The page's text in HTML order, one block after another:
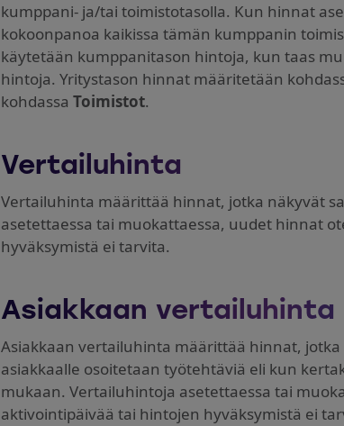
kumppani- ja/tai toimistotasolla. Kun hinnat
kokoonpanoa kaikissa tämän kumppanin
käytetään kumppanitason hintoja, kun taas
hintoja. Yritystason hinnat määritetään
kohdassa Toimistot.
Vertailuhinta
Vertailuhinta määrittää hinnat, jotka näkyvät
asetettaessa tai muokattaessa, uudet hinnat
hyväksymistä ei tarvita.
Asiakkaan vertailuhinta
Asiakkaan vertailuhinta määrittää hinnat, jotka
asiakkaalle osoitetaan työtehtäviä eli kun
mukaan. Vertailuhintoja asetettaessa tai
aktivointipäivää tai hintojen hyväksymistä ei